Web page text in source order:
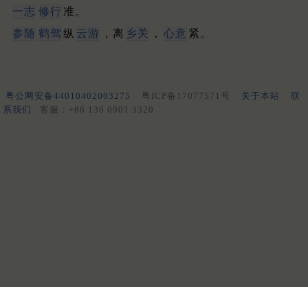
一志 修行 准。
参随 鹤驾 纵 云游 ，离 乡关 ， 心意 紧。
粤公网安备44010402003275 粤ICP备17077571号 关于本站
联
系我们
客服：+86 136 0901 3320